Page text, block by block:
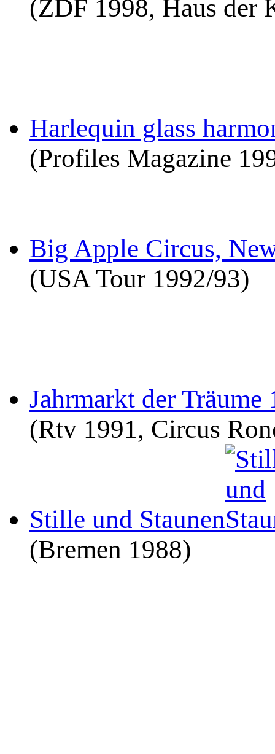
(ZDF 1998, Haus der
Harlequin glass
(Profiles Magazine
Big Apple Circus,
(USA Tour 1992/93)
Jahrmarkt der Träume
(Rtv 1991, Circus
Stille und Staunen
(Bremen 1988)